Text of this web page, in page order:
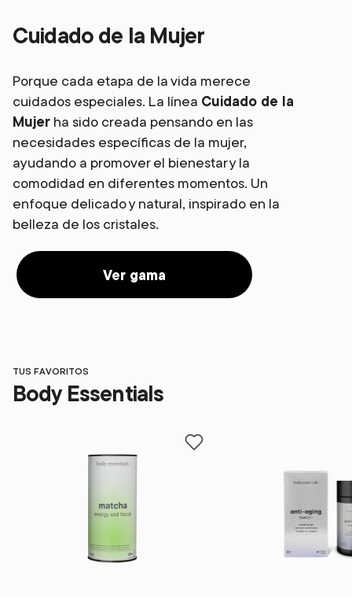
Cuidado de la Mujer
Porque cada etapa de la vida merece
cuidados especiales. La línea Cuidado de la
Mujer ha sido creada pensando en las
necesidades específicas de la mujer,
ayudando a promover el bienestar y la
comodidad en diferentes momentos. Un
enfoque delicado y natural, inspirado en la
belleza de los cristales.
Ver gama
TUS FAVORITOS
Body Essentials
Add to favorites